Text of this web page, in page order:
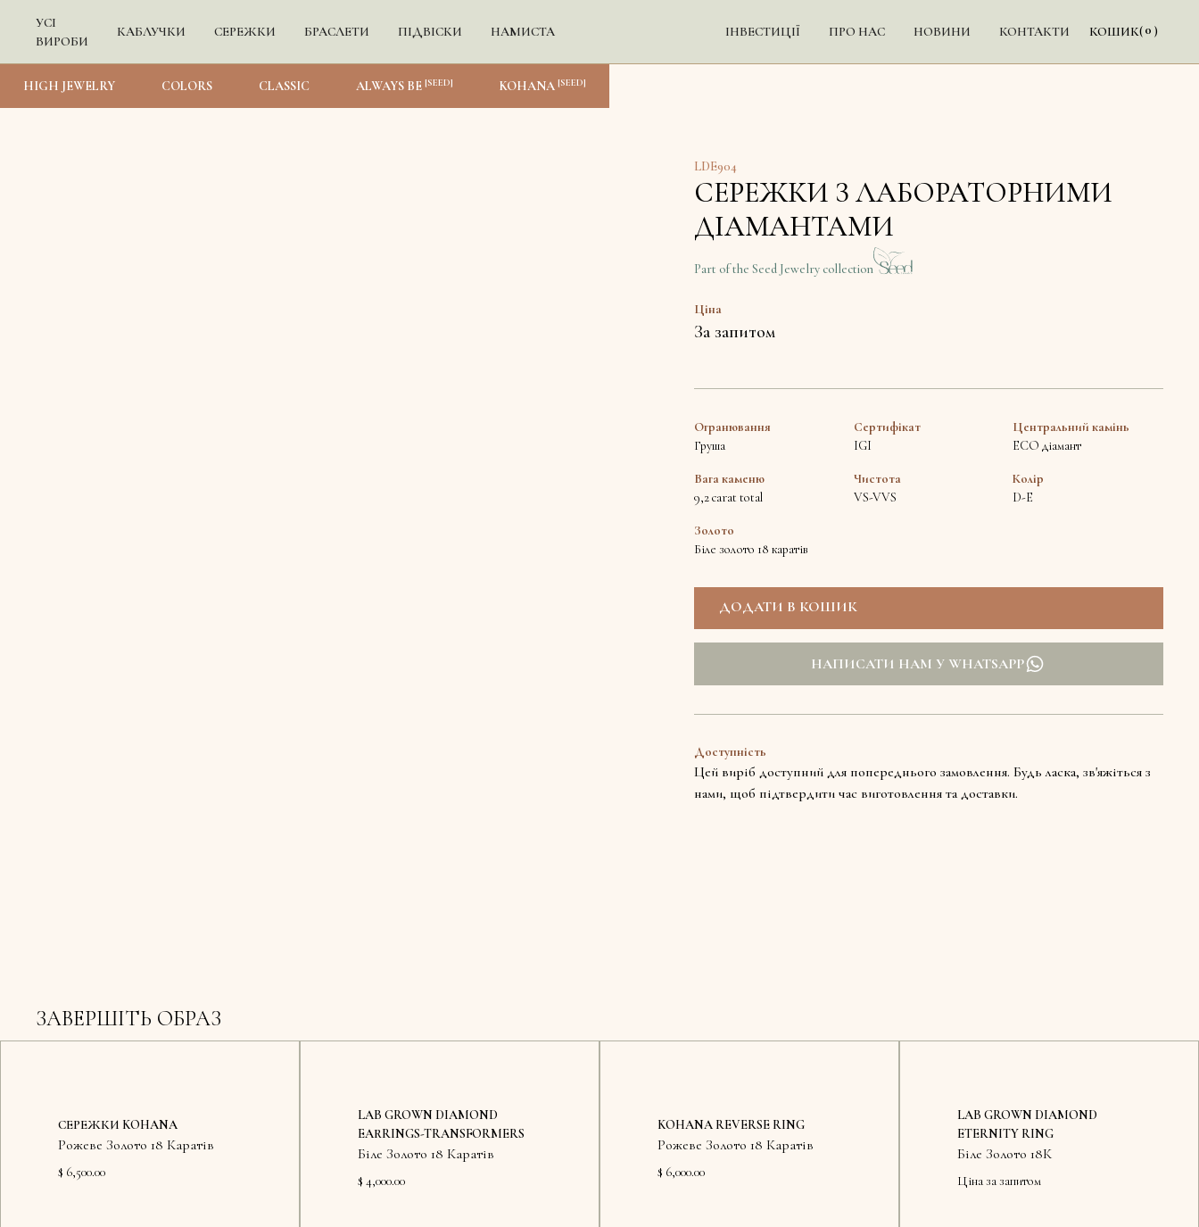
УСІ
ВИРОБИ
КАБЛУЧКИ СЕРЕЖКИ БРАСЛЕТИ ПІДВІСКИ НАМИСТА ІНВЕСТИЦІЇ ПРО НАС НОВИНИ КОНТАКТИ КОШИК(0 )
HIGH JEWELRY COLORS CLASSIC ALWAYS BE [SEED] KOHANA [SEED]
LDE904
СЕРЕЖКИ З ЛАБОРАТОРНИМИ
ДІАМАНТАМИ
Part of the Seed Jewelry collection
Ціна
За запитом
Огранювання
Груша
Сертифікат
IGI
Центральний камінь
ECO діамант
Вага каменю
9,2 carat total
Чистота
VS-VVS
Колір
D-E
Золото
Біле золото 18 каратів
НАПИСАТИ НАМ У WHATSAPP
Доступність
Цей виріб доступний для попереднього замовлення. Будь ласка, зв'яжіться з
нами, щоб підтвердити час виготовлення та доставки.
ЗАВЕРШІТЬ ОБРАЗ
СЕРЕЖКИ KOHANA
Рожеве Золото 18 Каратів
$ 6,500.00
LAB GROWN DIAMOND
EARRINGS-TRANSFORMERS
Біле Золото 18 Каратів
$ 4,000.00
KOHANA REVERSE RING
Рожеве Золото 18 Каратів
$ 6,000.00
LAB GROWN DIAMOND
ETERNITY RING
Біле Золото 18К
Ціна за запитом